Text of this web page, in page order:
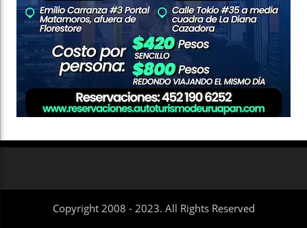
Copyright 2008 - 2023. All Rights Reserved